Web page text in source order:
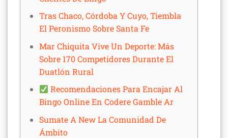
Tras Chaco, Córdoba Y Cuyo, Tiembla
El Peronismo Sobre Santa Fe
Mar Chiquita Vive Un Deporte: Más
Sobre 170 Competidores Durante El
Duatlón Rural
Recomendaciones Para Encajar Al
Bingo Online En Codere Gamble Ar
Sumate A New La Comunidad De
Ámbito